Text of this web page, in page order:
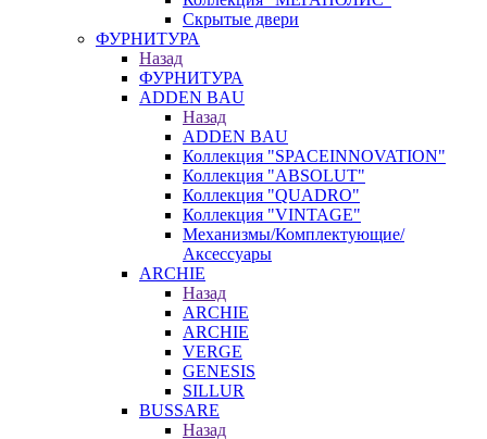
Скрытые двери
ФУРНИТУРА
Назад
ФУРНИТУРА
ADDEN BAU
Назад
ADDEN BAU
Коллекция "SPACEINNOVATION"
Коллекция "ABSOLUT"
Коллекция "QUADRO"
Коллекция "VINTAGE"
Механизмы/Комплектующие/
Аксессуары
ARCHIE
Назад
ARCHIE
ARCHIE
VERGE
GENESIS
SILLUR
BUSSARE
Назад